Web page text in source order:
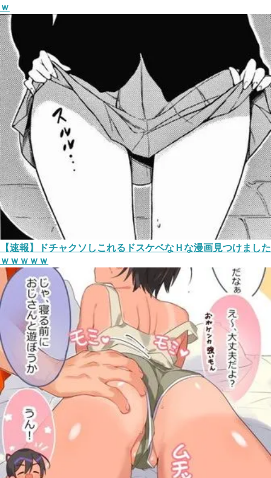
ｗ
【速報】ドチャクソしこれるドスケベなＨな漫画見つけました
ｗｗｗｗｗ